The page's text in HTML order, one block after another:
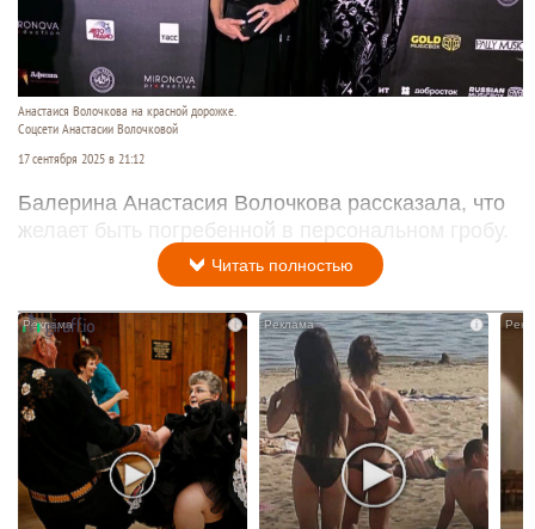
Анастаися Волочкова на красной дорожке.
Соцсети Анастасии Волочковой
17 сентября 2025 в 21:12
Балерина Анастасия Волочкова рассказала, что
желает быть погребенной в персональном гробу.
Читать полностью
i